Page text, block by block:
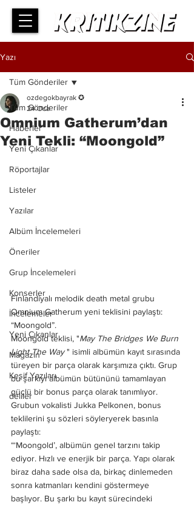
Yazı
Tüm Gönderiler
Haberler
Yeni Çıkanlar
Röportajlar
Listeler
Yazılar
Albüm İncelemeleri
Öneriler
Grup İncelemeleri
Konserler
İncelemeler
Yeni Çıkanlar
Magazin
Keşif Yazıları
deliler
Tüm Gönderiler
Omnium Gatherum’dan
Yeni Tekli: “Moongold”
ozdegokbayrak ✪
24 Oca
Finlandiyalı melodik death metal grubu
Omnium Gatherum yeni teklisini paylaştı:
“Moongold”.
Moongold teklisi, "May The Bridges We Burn
Light The Way " isimli albümün kayıt sırasında
türeyen bir parça olarak karşımıza çıktı. Grup
bu şarkıyı albümün bütününü tamamlayan
güçlü bir bonus parça olarak tanımlıyor.
Grubun vokalisti Jukka Pelkonen, bonus
teklilerini şu sözleri söyleryerek basınla
paylaştı:
“‘Moongold’, albümün genel tarzını takip
ediyor. Hızlı ve enerjik bir parça. Yapı olarak
biraz daha sade olsa da, birkaç dinlemeden
sonra katmanları kendini göstermeye
başlıyor. Bu şarkı bu kayıt sürecindeki